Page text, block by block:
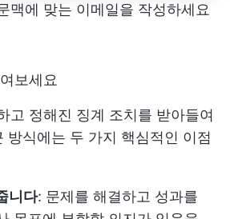
맥에 맞는 이메일을 작성하세요
보세요
고 정해진 징계 조치를 받아들여
방식에는 두 가지 핵심적인 이점
니다: 문제를 해결하고 성과를